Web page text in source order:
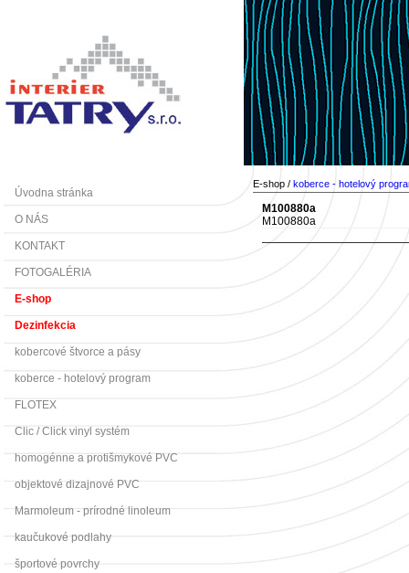
Úvodna stránka
O NÁS
KONTAKT
FOTOGALÉRIA
E-shop
Dezinfekcia
kobercové štvorce a pásy
koberce - hotelový program
FLOTEX
Clic / Click vinyl systém
homogénne a protišmykové PVC
objektové dizajnové PVC
Marmoleum - prírodné linoleum
kaučukové podlahy
športové povrchy
E-shop / koberce - hotelový
M100880a
M100880a